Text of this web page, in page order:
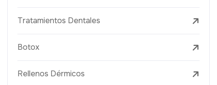
Tratamientos Dentales
Botox
Rellenos Dérmicos